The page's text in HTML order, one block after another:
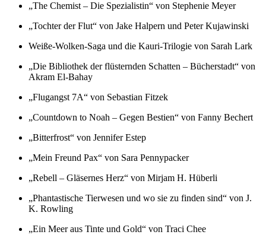
„The Chemist – Die Spezialistin“ von Stephenie Meyer
„Tochter der Flut“ von Jake Halpern und Peter Kujawinski
Weiße-Wolken-Saga und die Kauri-Trilogie von Sarah Lark
„Die Bibliothek der flüsternden Schatten – Bücherstadt“ von
Akram El-Bahay
„Flugangst 7A“ von Sebastian Fitzek
„Countdown to Noah – Gegen Bestien“ von Fanny Bechert
„Bitterfrost“ von Jennifer Estep
„Mein Freund Pax“ von Sara Pennypacker
„Rebell – Gläsernes Herz“ von Mirjam H. Hüberli
„Phantastische Tierwesen und wo sie zu finden sind“ von J.
K. Rowling
„Ein Meer aus Tinte und Gold“ von Traci Chee